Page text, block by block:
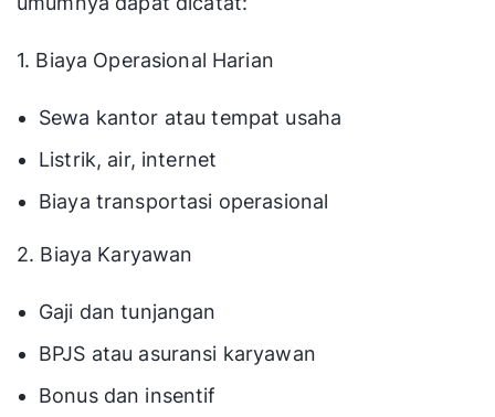
1. Biaya Operasional Harian
Sewa kantor atau tempat usaha
Listrik, air, internet
Biaya transportasi operasional
2. Biaya Karyawan
Gaji dan tunjangan
BPJS atau asuransi karyawan
Bonus dan insentif